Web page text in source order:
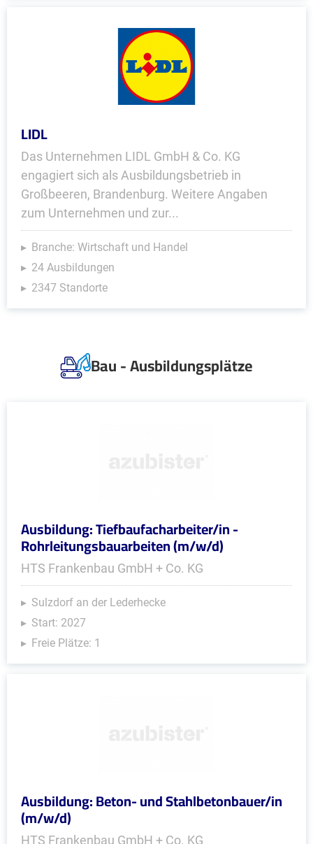
LIDL
Das Unternehmen LIDL GmbH & Co. KG
engagiert sich als Ausbildungsbetrieb in
Großbeeren, Brandenburg. Weitere Angaben
zum Unternehmen und zur...
Branche: Wirtschaft und Handel
24 Ausbildungen
2347 Standorte
Bau - Ausbildungsplätze
Ausbildung: Tiefbaufacharbeiter/in -
Rohrleitungsbauarbeiten (m/w/d)
HTS Frankenbau GmbH + Co. KG
Sulzdorf an der Lederhecke
Start: 2027
Freie Plätze: 1
Ausbildung: Beton- und Stahlbetonbauer/in
(m/w/d)
HTS Frankenbau GmbH + Co. KG